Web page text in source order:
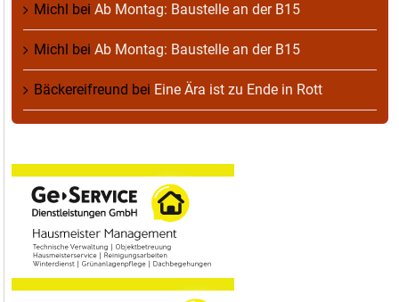
Michl bei Ab Montag: Baustelle an der B15
Michl bei Ab Montag: Baustelle an der B15
Bäckereifreund bei Eine Ära ist zu Ende in Rott